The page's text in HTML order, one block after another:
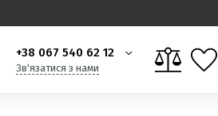
+38 067 540 62 12
Зв'язатися з нами